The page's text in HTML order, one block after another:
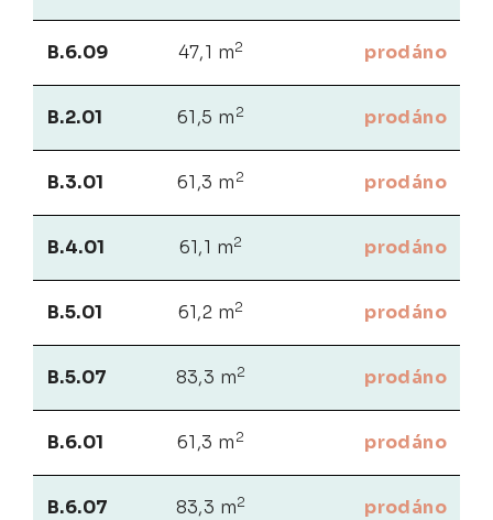
B.6.09 47,1 m2 prodáno
B.2.01 61,5 m 2 prodáno
B.3.01 61,3 m 2 prodáno
B.4.01 61,1 m2 prodáno
B.5.01 61,2 m2 prodáno
B.5.07 83,3 m2 prodáno
B.6.01 61,3 m 2 prodáno
B.6.07 83,3 m2 prodáno